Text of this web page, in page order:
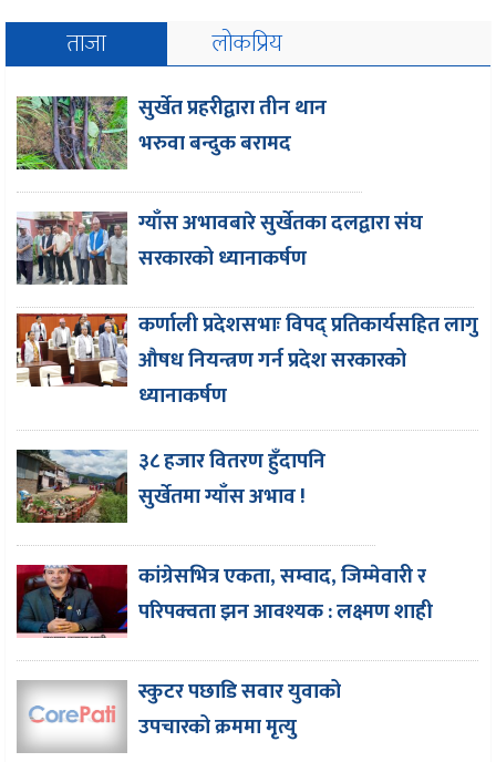
ताजा लोकप्रिय
सुर्खेत प्रहरीद्वारा तीन थान
भरुवा बन्दुक बरामद
ग्याँस अभावबारे सुर्खेतका दलद्वारा संघ
सरकारको ध्यानाकर्षण
कर्णाली प्रदेशसभाः विपद् प्रतिकार्यसहित लागु
औषध नियन्त्रण गर्न प्रदेश सरकारको
ध्यानाकर्षण
३८ हजार वितरण हुँदापनि
सुर्खेतमा ग्याँस अभाव !
कांग्रेसभित्र एकता, सम्वाद, जिम्मेवारी र
परिपक्वता झन आवश्यक : लक्ष्मण शाही
स्कुटर पछाडि सवार युवाको
उपचारको क्रममा मृत्यु